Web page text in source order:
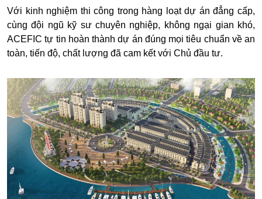
Với kinh nghiệm thi công trong hàng loạt dự án đẳng cấp,
cùng đội ngũ kỹ sư chuyên nghiệp, không ngại gian khó,
ACEFIC tự tin hoàn thành dự án đúng mọi tiêu chuẩn về an
toàn, tiến độ, chất lượng đã cam kết với Chủ đầu tư.